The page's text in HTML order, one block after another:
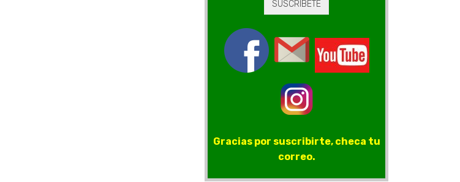
Gracias por suscribirte, checa tu
correo.